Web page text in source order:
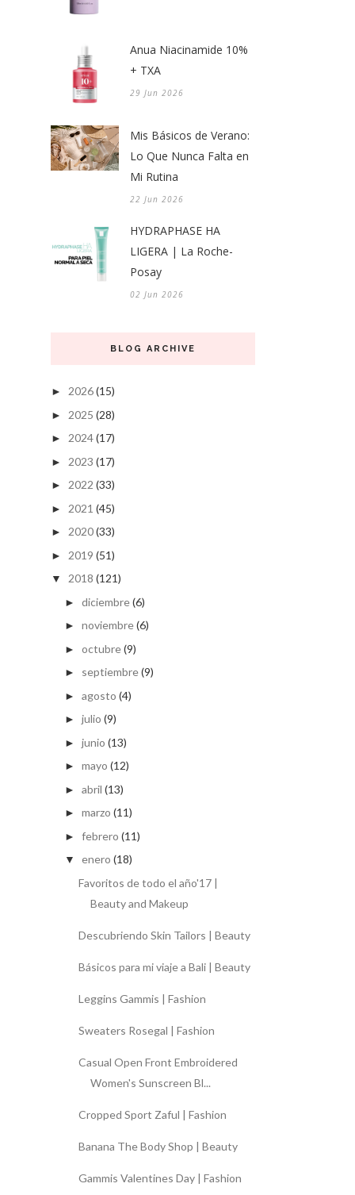
Anua Niacinamide 10%
+ TXA
29 Jun 2026
Mis Básicos de Verano:
Lo Que Nunca Falta en
Mi Rutina
22 Jun 2026
HYDRAPHASE HA
LIGERA | La Roche-
Posay
02 Jun 2026
BLOG ARCHIVE
► 2026(15)
► 2025 (28)
► 2024(17)
► 2023 (17)
► 2022 (33)
► 2021 (45)
► 2020(33)
► 2019 (51)
▼ 2018 (121)
► diciembre(6)
► noviembre(6)
► octubre(9)
► septiembre(9)
► agosto (4)
► julio (9)
► junio (13)
► mayo (12)
► abril (13)
► marzo (11)
► febrero (11)
▼ enero (18)
Favoritos de todo el año'17 |
Beauty and Makeup
Descubriendo Skin Tailors | Beauty
Básicos para mi viaje a Bali | Beauty
Leggins Gammis | Fashion
Sweaters Rosegal | Fashion
Casual Open Front Embroidered
Women's Sunscreen Bl...
Cropped Sport Zaful | Fashion
Banana The Body Shop | Beauty
Gammis Valentines Day | Fashion